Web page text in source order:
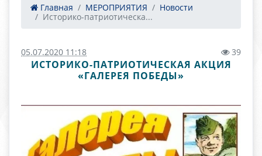
Главная МЕРОПРИЯТИЯ
Новости
Историко-патриотическа...
05.07.2020 11:18 39
ИСТОРИКО-ПАТРИОТИЧЕСКАЯ АКЦИЯ
«ГАЛЕРЕЯ ПОБЕДЫ»